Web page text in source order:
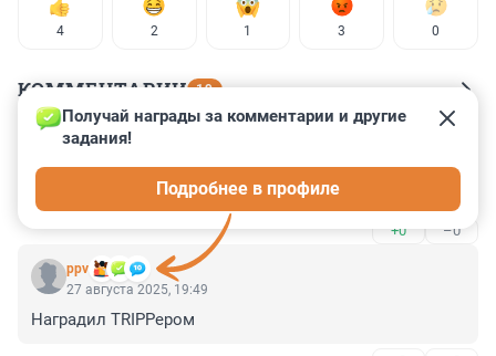
4 2 1 3 0
КОММЕНТАРИИ 19
Гость
сTRIPPтиз будет реализован в ближайшее время
+0 –0
ppv
Получай награды за комментарии и другие
задания!
Подробнее в профиле
27 августа 2025, 19:49
Наградил TRIPPером